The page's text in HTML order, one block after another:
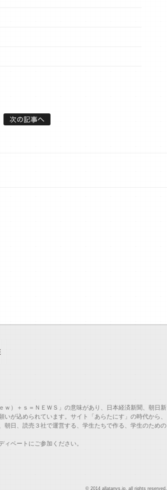
ｗ）＋ｓ＝ＮＥＷＳ」の意味があり、日本経済新聞、朝日新
が込められています。サイト「あらたにす」の時代から、
朝日、読売３社で運営する、学生たちで作る、学生のための
ベートにご参加ください。
© 2014 allatanys.jp, all rights reserved.